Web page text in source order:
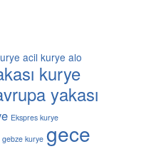
acil kurye alo
kurye
yakası
Ekspres kurye
gebze kurye gece